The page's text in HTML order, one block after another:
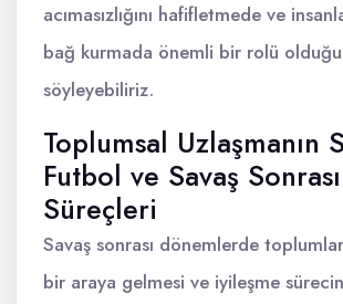
acımasızlığını hafifletmede ve
bağ kurmada önemli bir rolü
söyleyebiliriz.
Toplumsal Uzlaşmanın
Futbol ve Savaş
Süreçleri
Savaş sonrası dönemlerde
bir araya gelmesi ve iyileşme